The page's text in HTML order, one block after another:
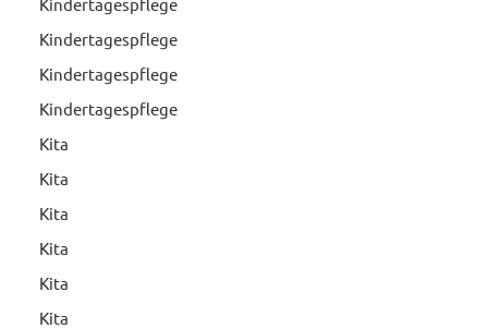
Kindertagespflege
Kindertagespflege
Kindertagespflege
Kita
Kita
Kita
Kita
Kita
Kita